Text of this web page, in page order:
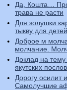
Да, Кошта…
трава не расти
Для золушки
тыкву для детей
Доброе м
молчание.
Доклад на
якутских
Дорогу осилит
Самолучшие